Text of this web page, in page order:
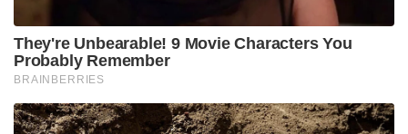
They're Unbearable! 9 Movie Characters You
Probably Remember
BRAINBERRIES